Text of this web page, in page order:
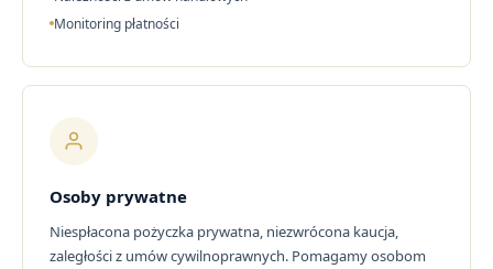
Monitoring płatności
Osoby prywatne
Niespłacona pożyczka prywatna, niezwrócona kaucja,
zaległości z umów cywilnoprawnych. Pomagamy osobom